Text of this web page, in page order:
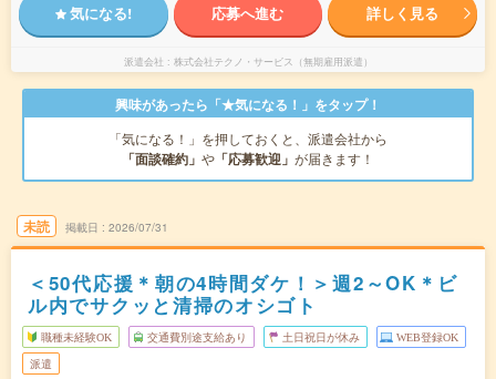
気になる! 応募へ進む 詳しく見る
派遣会社 株式会社テクノ・サービス（無期雇用派遣）
興味があったら「★気になる！」をタップ！
「気になる！」を押しておくと、派遣会社から
「面談確約」 や 「応募歓迎」 が届きます！
未読 掲載日 2026/07/31
＜50代応援＊朝の4時間ダケ！＞週2～OK＊ビ
ル内でサクッと清掃のオシゴト
職種未経験OK 交通費別途支給あり 土日祝日が休み WEB登録OK
派遣